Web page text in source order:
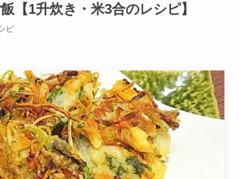
【1升炊き・米3合のレシピ】
ピ